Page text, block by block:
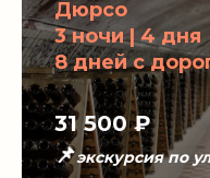
Дюрсо
3 ночи | 4 дня
8 дней с
31 500 ₽
📌экскурсия по